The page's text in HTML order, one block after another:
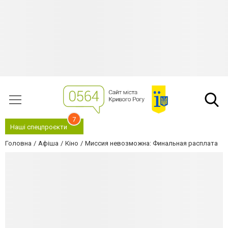
Наші спецпроєкти
7
Головна Афіша Кіно Миссия невозможна: Финальная расплата